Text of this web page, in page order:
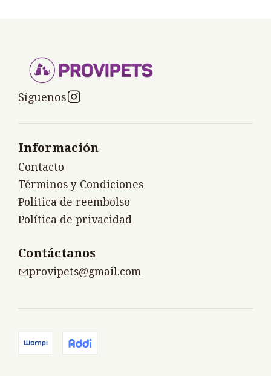
Síguenos
Información
Contacto
Términos y Condiciones
Politica de reembolso
Política de privacidad
Contáctanos
provipets@gmail.com